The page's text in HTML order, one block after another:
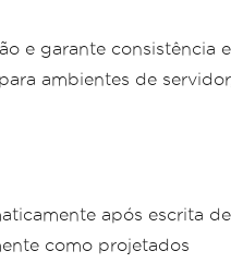
e garante consistência
ambientes de
após escrita
como projetados